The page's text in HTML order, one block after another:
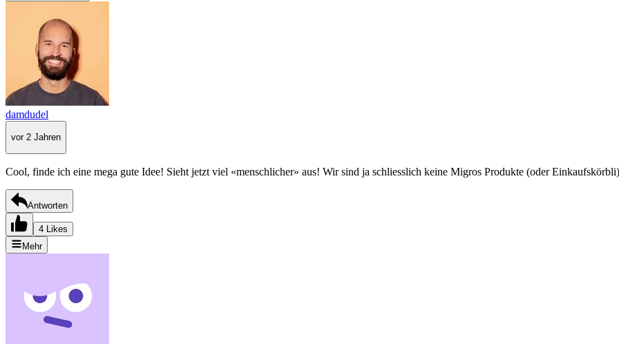
damdudel
vor 2 Jahren
Cool, finde ich eine mega gute Idee! Sieht jetzt viel «menschlicher» aus! Wir sind ja schliesslich keine Migros Produkte (oder
Antworten
4 Likes
Mehr